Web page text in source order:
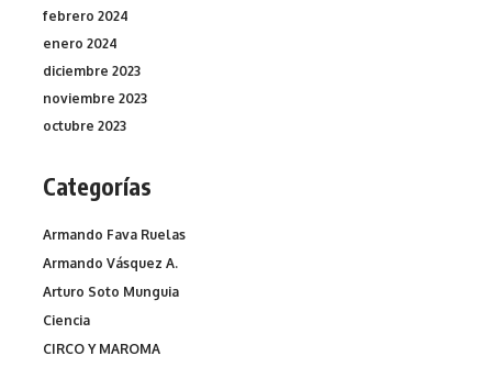
febrero 2024
enero 2024
diciembre 2023
noviembre 2023
octubre 2023
Categorías
Armando Fava Ruelas
Armando Vásquez A.
Arturo Soto Munguia
Ciencia
CIRCO Y MAROMA